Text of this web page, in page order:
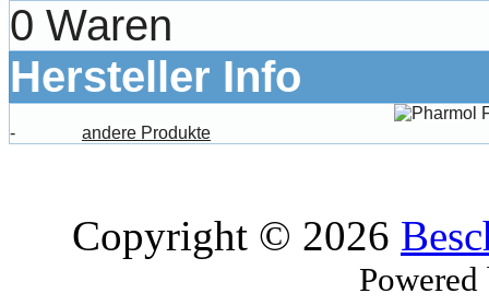
0 Waren
Hersteller Info
- andere Produkte
Copyright © 2026